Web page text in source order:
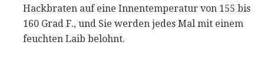
Hackbraten auf eine Innentemperatur von 155 bis
160 Grad F., und Sie werden jedes Mal mit einem
feuchten Laib belohnt.